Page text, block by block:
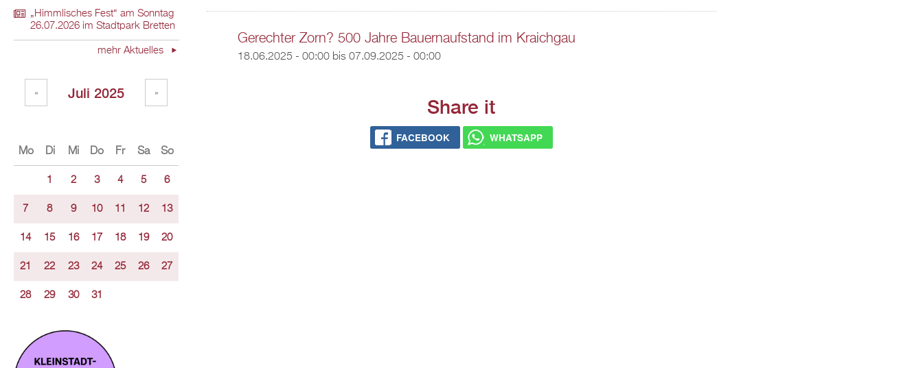
Gerechter Zorn? 500 Jahre Bauernaufstand im Kraichgau
18.06.2025 - 00:00bis 07.09.2025 - 00:00
Share it
FACEBOOK WHATSAPP
„Himmlisches Fest“ am Sonntag
26.07.2026 im Stadtpark Bretten
mehr Aktuelles
Juli 2025
« »
Mo Di Mi Do Fr Sa So
1 2 3 4 5 6
7 8 9 10 11 12 13
14 15 16 17 18 19 20
21 22 23 24 25 26 27
28 29 30 31